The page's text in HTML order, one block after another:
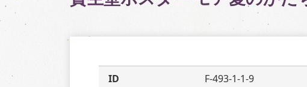
ID
F-493-1-1-9